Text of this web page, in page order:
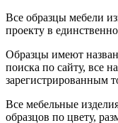
Все образцы мебели
проекту в
Образцы имеют
поиска по сайту, все
зарегистрированным
Все мебельные
образцов по цвету,